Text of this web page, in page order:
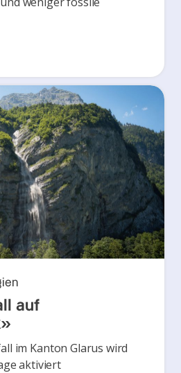
auf
im Kanton Glarus wird
aktiviert